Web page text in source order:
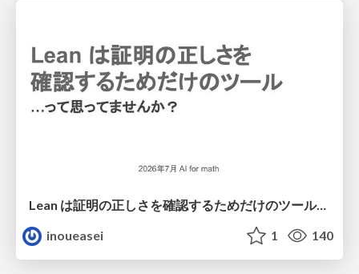
Lean は証明の正しさを確認するためだけのツールって思ってませんか？
inoueasei
1 140